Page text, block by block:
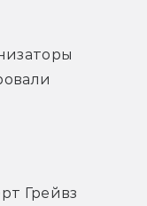
Грейвз